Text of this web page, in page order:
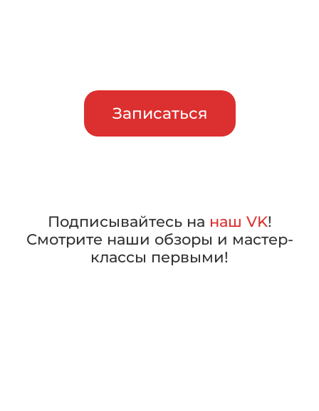
Записаться
Подписывайтесь на наш VK!
Смотрите наши обзоры и мастер-
классы первыми!